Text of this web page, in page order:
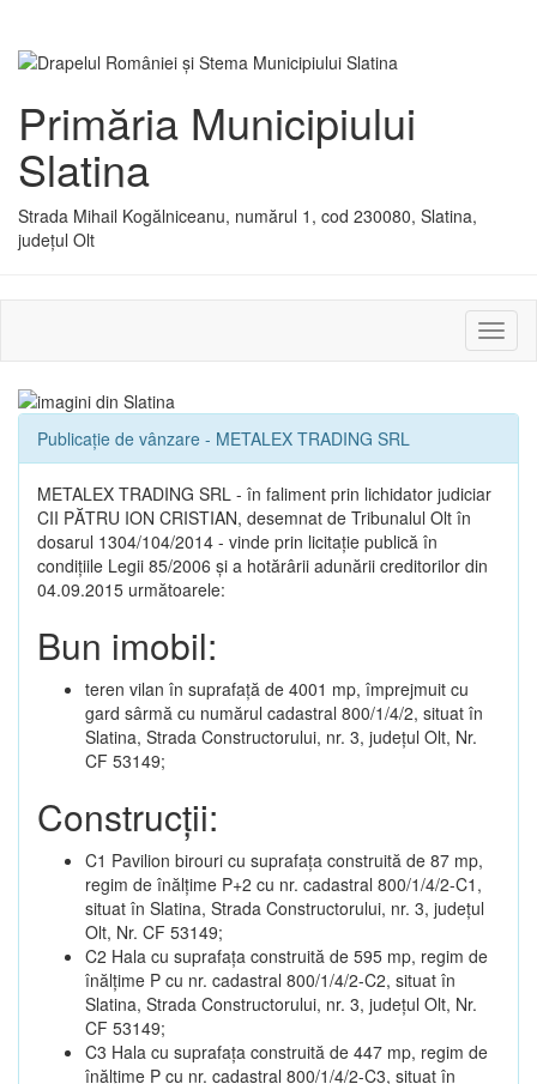
Primăria Municipiului
Slatina
Strada Mihail Kogălniceanu, numărul 1, cod 230080, Slatina,
județul Olt
sau
Publicație de vânzare - METALEX TRADING SRL
METALEX TRADING SRL - în faliment prin lichidator judiciar
CII PĂTRU ION CRISTIAN, desemnat de Tribunalul Olt în
dosarul 1304/104/2014 - vinde prin licitație publică în
condițiile Legii 85/2006 și a hotărârii adunării creditorilor din
04.09.2015 următoarele:
Bun imobil:
teren vilan în suprafață de 4001 mp, împrejmuit cu
gard sârmă cu numărul cadastral 800/1/4/2, situat în
Slatina, Strada Constructorului, nr. 3, județul Olt, Nr.
CF 53149;
Construcții:
C1 Pavilion birouri cu suprafața construită de 87 mp,
regim de înălțime P+2 cu nr. cadastral 800/1/4/2-C1,
situat în Slatina, Strada Constructorului, nr. 3, județul
Olt, Nr. CF 53149;
C2 Hala cu suprafața construită de 595 mp, regim de
înălțime P cu nr. cadastral 800/1/4/2-C2, situat în
Slatina, Strada Constructorului, nr. 3, județul Olt, Nr.
CF 53149;
C3 Hala cu suprafața construită de 447 mp, regim de
înălțime P cu nr. cadastral 800/1/4/2-C3, situat în